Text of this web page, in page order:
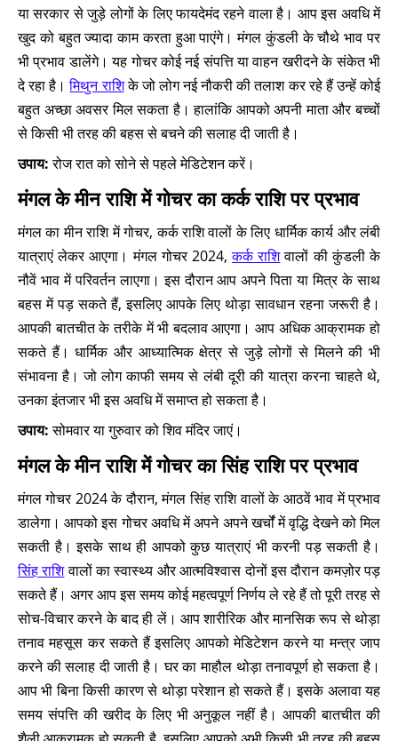
या सरकार से जुड़े लोगों के लिए फायदेमंद रहने वाला है। आप इस अवधि में
खुद को बहुत ज्यादा काम करता हुआ पाएंगे। मंगल कुंडली के चौथे भाव पर
भी प्रभाव डालेंगे। यह गोचर कोई नई संपत्ति या वाहन खरीदने के संकेत भी
दे रहा है।मिथुन राशिके जो लोग नई नौकरी की तलाश कर रहे हैं उन्हें कोई
बहुत अच्छा अवसर मिल सकता है। हालांकि आपको अपनी माता और बच्चों
से किसी भी तरह की बहस से बचने की सलाह दी जाती है।
उपाय:रोज रात को सोने से पहले मेडिटेशन करें।
मंगल के मीन राशि में गोचर का कर्क राशि पर प्रभाव
मंगल का मीन राशि में गोचर, कर्क राशि वालों के लिए धार्मिक कार्य और लंबी
यात्राएं लेकर आएगा। मंगल गोचर 2024,कर्क राशिवालों की कुंडली के
नौवें भाव में परिवर्तन लाएगा। इस दौरान आप अपने पिता या मित्र के साथ
बहस में पड़ सकते हैं, इसलिए आपके लिए थोड़ा सावधान रहना जरूरी है।
आपकी बातचीत के तरीके में भी बदलाव आएगा। आप अधिक आक्रामक हो
सकते हैं। धार्मिक और आध्यात्मिक क्षेत्र से जुड़े लोगों से मिलने की भी
संभावना है। जो लोग काफी समय से लंबी दूरी की यात्रा करना चाहते थे,
उनका इंतजार भी इस अवधि में समाप्त हो सकता है।
उपाय:सोमवार या गुरुवार को शिव मंदिर जाएं।
मंगल के मीन राशि में गोचर का सिंह राशि पर प्रभाव
मंगल गोचर 2024 के दौरान, मंगल सिंह राशि वालों के आठवें भाव में प्रभाव
डालेगा। आपको इस गोचर अवधि में अपने अपने खर्चोंं में वृद्धि देखने को मिल
सकती है। इसके साथ ही आपको कुछ यात्राएं भी करनी पड़ सकती है।
सिंह राशिवालों का स्वास्थ्य और आत्मविश्वास दोनों इस दौरान कमज़ोर पड़
सकते हैं। अगर आप इस समय कोई महत्वपूर्ण निर्णय ले रहे हैं तो पूरी तरह से
सोच-विचार करने के बाद ही लें। आप शारीरिक और मानसिक रूप से थोड़ा
तनाव महसूस कर सकते हैं इसलिए आपको मेडिटेशन करने या मन्त्र जाप
करने की सलाह दी जाती है। घर का माहौल थोड़ा तनावपूर्ण हो सकता है।
आप भी बिना किसी कारण से थोड़ा परेशान हो सकते हैं। इसके अलावा यह
समय संपत्ति की खरीद के लिए भी अनुकूल नहीं है। आपकी बातचीत की